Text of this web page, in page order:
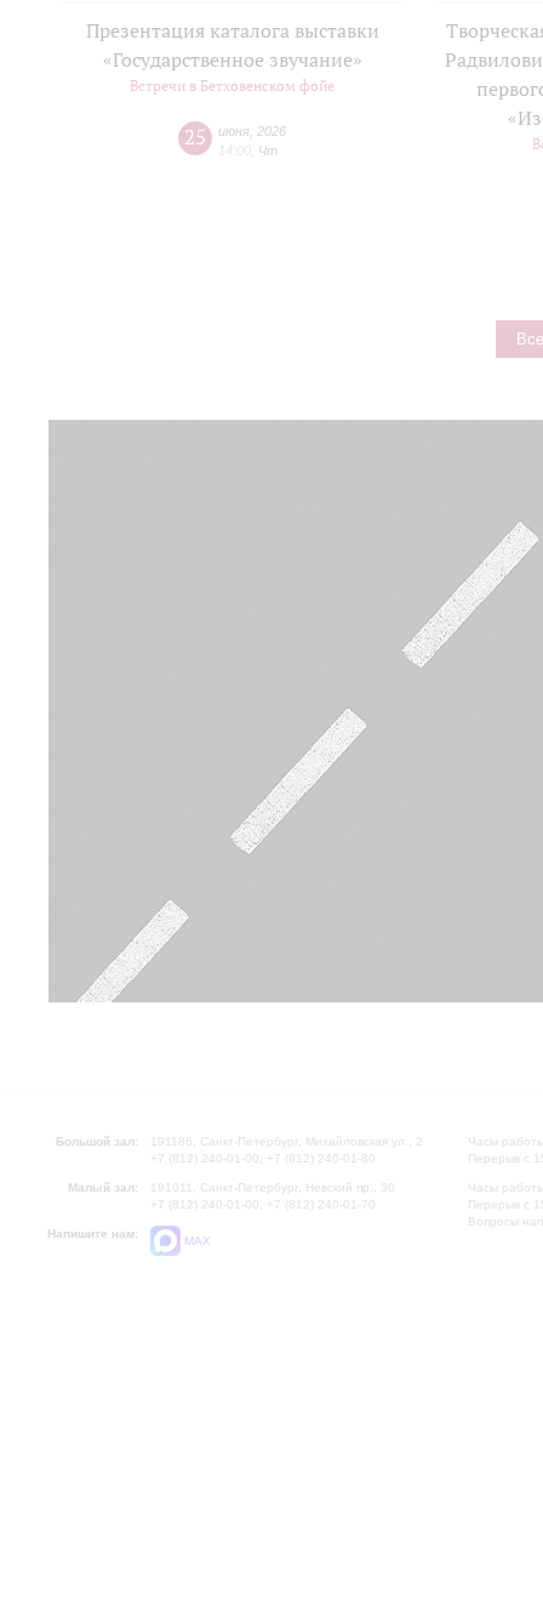
Презентация каталога выставки
«Государственное звучание»
Встречи в Бетховенском фойе
25 июня 2026
14:00 Чт
Большой зал:
191186, Санкт-Петербург, Михайловская ул., 2
+7 (812) 240-01-00, +7 (812) 240-01-80
Малый зал:
191011, Санкт-Петербург, Невский пр., 30
+7 (812) 240-01-00, +7 (812) 240-01-70
Напишите нам:
MAX
Часы
Перерыв с
Часы
Перерыв с
Вопросы